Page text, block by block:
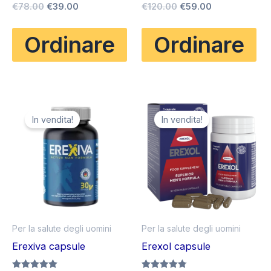
Valutato
€78.00 Il
originale
era:
€78.00.
€39.00
attuale
è:
€39.00.
Ordinare
Valutato
€120.00 Il
originale
era:
€120.00.
€59.00
attuale
è:
€59.00.
Ordinare
In vendita!
Per la salute degli uomini
Erexiva capsule
In vendita!
Per la salute degli uomini
Erexol capsule